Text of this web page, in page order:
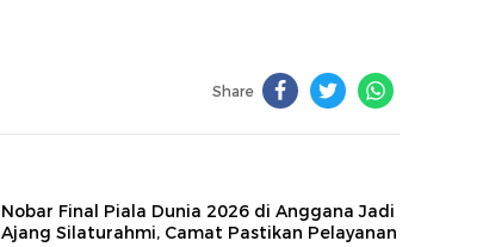
Share
Nobar Final Piala Dunia 2026 di Anggana Jadi
Ajang Silaturahmi, Camat Pastikan Pelayanan